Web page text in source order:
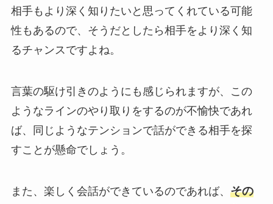
相手もより深く知りたいと思ってくれている可能
性もあるので、そうだとしたら相手をより深く知
るチャンスですよね。
言葉の駆け引きのようにも感じられますが、この
ようなラインのやり取りをするのが不愉快であれ
ば、同じようなテンションで話ができる相手を探
すことが懸命でしょう。
また、楽しく会話ができているのであれば、 その